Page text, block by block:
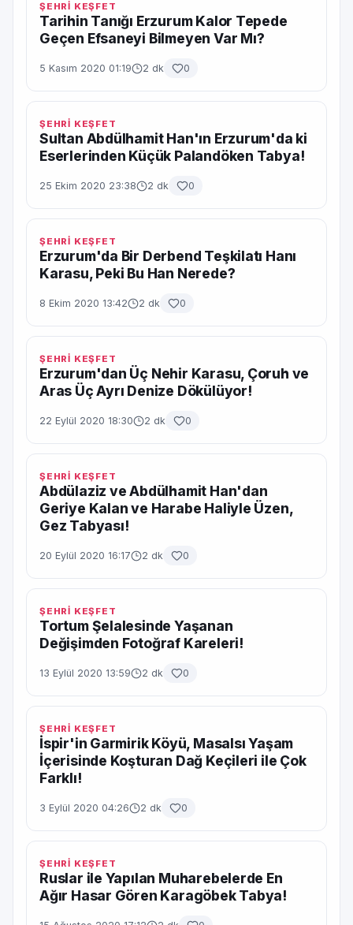
ŞEHRİ KEŞFET
Tarihin Tanığı Erzurum Kalor Tepede
Geçen Efsaneyi Bilmeyen Var Mı?
5 Kasım 2020 01:19 2 dk 0
ŞEHRİ KEŞFET
Sultan Abdülhamit Han'ın Erzurum'da ki
Eserlerinden Küçük Palandöken Tabya!
25 Ekim 2020 23:38 2 dk 0
ŞEHRİ KEŞFET
Erzurum'da Bir Derbend Teşkilatı Hanı
Karasu, Peki Bu Han Nerede?
8 Ekim 2020 13:42 2 dk 0
ŞEHRİ KEŞFET
Erzurum'dan Üç Nehir Karasu, Çoruh ve
Aras Üç Ayrı Denize Dökülüyor!
22 Eylül 2020 18:30 2 dk 0
ŞEHRİ KEŞFET
Abdülaziz ve Abdülhamit Han'dan
Geriye Kalan ve Harabe Haliyle Üzen,
Gez Tabyası!
20 Eylül 2020 16:17 2 dk 0
ŞEHRİ KEŞFET
Tortum Şelalesinde Yaşanan
Değişimden Fotoğraf Kareleri!
13 Eylül 2020 13:59 2 dk 0
ŞEHRİ KEŞFET
İspir'in Garmirik Köyü, Masalsı Yaşam
İçerisinde Koşturan Dağ Keçileri ile Çok
Farklı!
3 Eylül 2020 04:26 2 dk 0
ŞEHRİ KEŞFET
Ruslar ile Yapılan Muharebelerde En
Ağır Hasar Gören Karagöbek Tabya!